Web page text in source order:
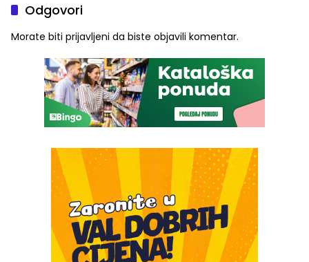
Odgovori
Morate biti prijavljeni da biste objavili komentar.